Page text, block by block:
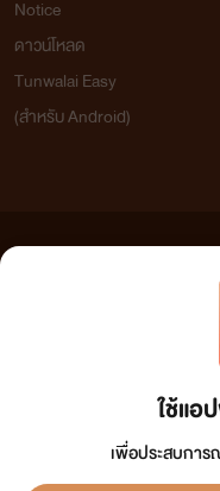
ใช้แ
เพื่อประสบกา
Notice
ดาวน์โหลด
Tunwalai Easy
(สำหรับ Android)
เว็บไซต์แห่งนี้ไม่ได้เห็นด้วยและไม่ขอรับ
วิจารณญาณในการกลั่นกรองด้วยตนเอง
กรุณาแจ้งมาที่ tunwalai@ookbee.com
ลิขสิทธิ์ตามพระราชบัญญัติลิขสิทธิ์ (ฉบับเ